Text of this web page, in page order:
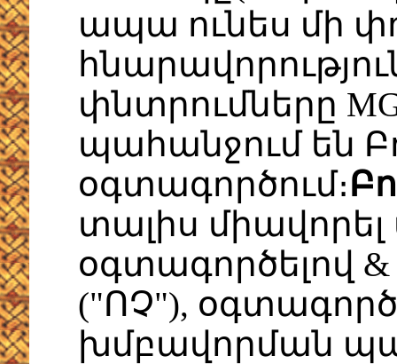
ապա ունես մի
փնտրումները
պահանջում են
օգտագործում։
տալիս
օգտագործելով
("ՈՉ"),
խմբավորման